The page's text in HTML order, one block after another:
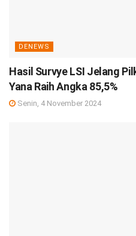
DENEWS
Hasil Survye LSI Jelang
Yana Raih Angka 85,5%
Senin, 4 November 2024